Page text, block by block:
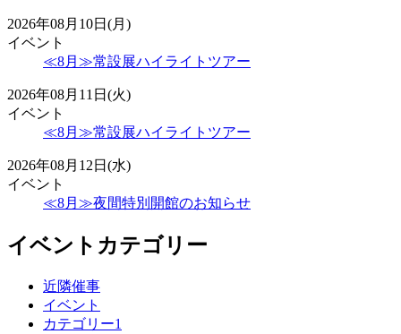
2026年08月10日(月)
イベント
≪8月≫常設展ハイライトツアー
2026年08月11日(火)
イベント
≪8月≫常設展ハイライトツアー
2026年08月12日(水)
イベント
≪8月≫夜間特別開館のお知らせ
イベントカテゴリー
近隣催事
イベント
カテゴリー1